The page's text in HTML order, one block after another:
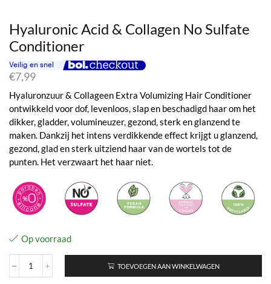
Hyaluronic Acid & Collagen No Sulfate
Conditioner
€7,99
Hyaluronzuur & Collageen Extra Volumizing Hair Conditioner
ontwikkeld voor dof, levenloos, slap en beschadigd haar om het
dikker, gladder, volumineuzer, gezond, sterk en glanzend te
maken. Dankzij het intens verdikkende effect krijgt u glanzend,
gezond, glad en sterk uitziend haar van de wortels tot de
punten. Het verzwaart het haar niet.
Op voorraad
Hyaluronic
TOEVOEGEN AAN WINKELWAGEN